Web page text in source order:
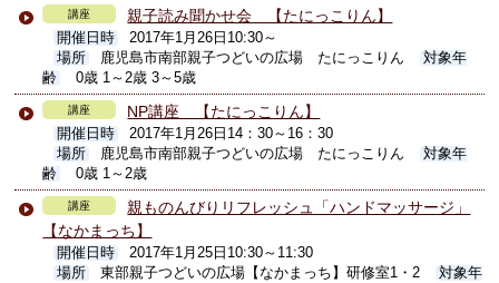
講座 親子読み聞かせ会 【たにっこりん】
開催日時
2017年1月26日10:30～
場所
鹿児島市南部親子つどいの広場 たにっこりん
対象年
齢
0歳 1～2歳 3～5歳
講座 NP講座 【たにっこりん】
開催日時
2017年1月26日14：30～16：30
場所
鹿児島市南部親子つどいの広場 たにっこりん
対象年
齢
0歳 1～2歳
講座
親ものんびりリフレッシュ「ハンドマッサージ」
【なかまっち】
開催日時
2017年1月25日10:30～11:30
場所
東部親子つどいの広場【なかまっち】研修室1・2
対象年